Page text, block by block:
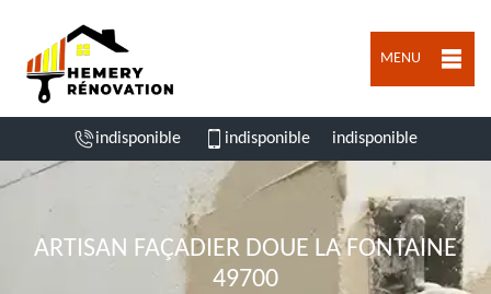
MENU
indisponible indisponible indisponible
ARTISAN FAÇADIER DOUE LA FONTAINE
49700